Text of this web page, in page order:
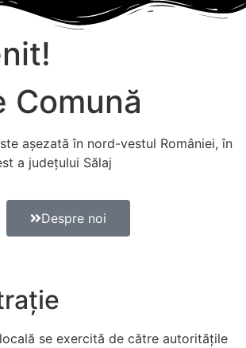
Comună
așezată în nord-vestul României, în
a județului Sălaj
Despre noi
se exercită de către autorităţile